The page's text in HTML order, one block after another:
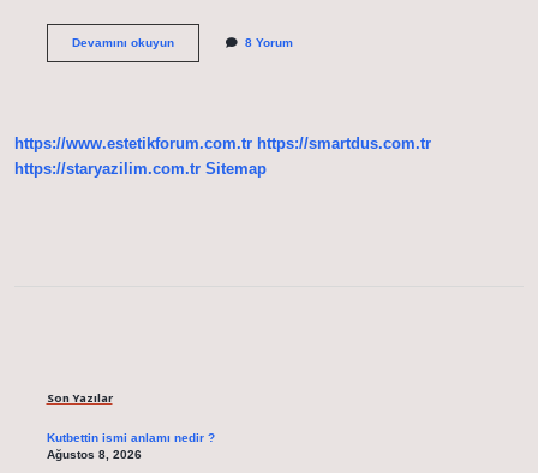
Devamını okuyunOptik
8 Yorum
https://www.estetikforum.com.tr https://smartdus.com.tr
https://staryazilim.com.tr Sitemap
Son Yazılar
Kutbettin ismi anlamı nedir ?
Ağustos 8, 2026